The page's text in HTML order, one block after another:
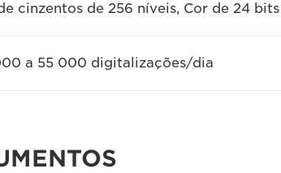
cinzentos de 256 níveis, Cor de 24 bits
a 55 000 digitalizações/dia